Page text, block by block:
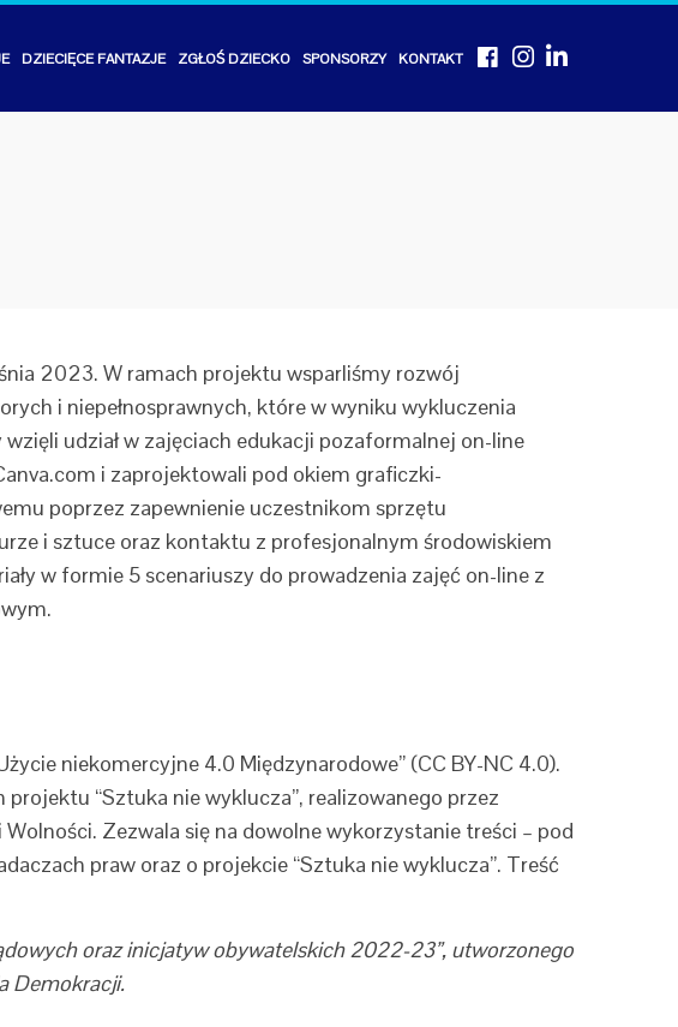
DZIECIĘCE FANTAZJE ZGŁOŚ DZIECKO SPONSORZY KONTAKT FacebookInstagramLinkedin
2023. W ramach projektu wsparliśmy rozwój
i niepełnosprawnych, które w wyniku wykluczenia
udział w zajęciach edukacji pozaformalnej on-line
i zaprojektowali pod okiem graficzki-
poprzez zapewnienie uczestnikom sprzętu
i sztuce oraz kontaktu z profesjonalnym środowiskiem
w formie 5 scenariuszy do prowadzenia zajęć on-line z
niekomercyjne 4.0 Międzynarodowe” (CC BY-NC 4.0).
“Sztuka nie wyklucza”, realizowanego przez
Zezwala się na dowolne wykorzystanie treści – pod
praw oraz o projekcie “Sztuka nie wyklucza”. Treść
oraz inicjatyw obywatelskich 2022-23”, utworzonego
Demokracji.